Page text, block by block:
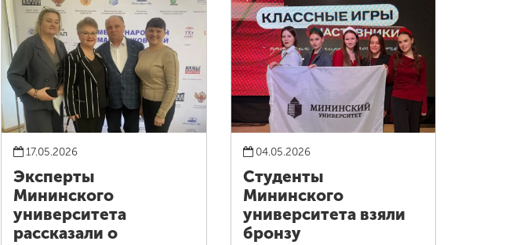
17.05.2026
Эксперты
Мининского
университета
рассказали о
04.05.2026
Студенты
Мининского
университета взяли
бронзу